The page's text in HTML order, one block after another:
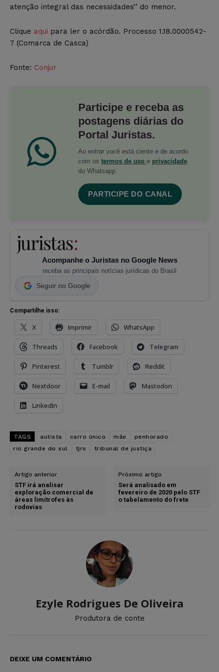
atenção integral das necessidades’’ do menor.
Clique aqui para ler o acórdão. Processo 1.18.0000542-
7 (Comarca de Casca)
Fonte: Conjur
Participe e receba as
postagens diárias do
Portal Juristas.
Ao entrar você está ciente e de acordo
com os termos de uso e privacidade
do Whatsapp.
PARTICIPE DO CANAL
Acompanhe o Juristas no Google News
receba as principais notícias jurídicas do Brasil
Seguir no Google
Compartilhe isso:
X Imprimir WhatsApp
Threads Facebook Telegram
Pinterest Tumblr Reddit
Nextdoor E-mail Mastodon
LinkedIn
TAGS autista carro único mãe
penhorado
rio grande do sul
tjrs tribunal de justiça
Artigo anterior
STF irá analisar
exploração comercial de
áreas limítrofes às
rodovias
Próximo artigo
Será analisado em
fevereiro de 2020 pelo STF
o tabelamento do frete
Ezyle Rodrigues De Oliveira
Produtora de conte
DEIXE UM COMENTÁRIO